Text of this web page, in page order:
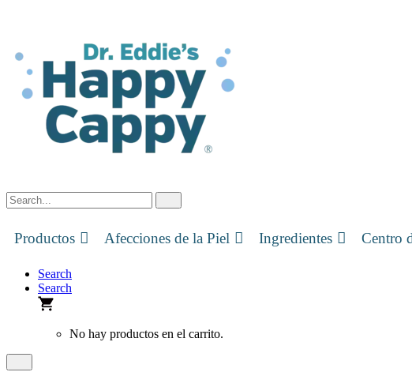
Productos Afecciones de la Piel Ingredientes Centro
Search
Search
No hay productos en el carrito.